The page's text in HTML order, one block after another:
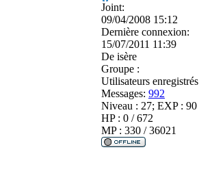
Joint:
09/04/2008 15:12
Dernière connexion:
15/07/2011 11:39
De isère
Groupe :
Utilisateurs enregistrés
Messages: 992
Niveau : 27; EXP : 90
HP : 0 / 672
MP : 330 / 36021